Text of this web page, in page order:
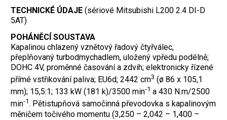
TECHNICKÉ ÚDAJE (sériové Mitsubishi L200 2.4 DI-D
5AT)
POHÁNĚCÍ SOUSTAVA
Kapalinou chlazený vznětový řadový čtyřválec,
přeplňovaný turbodmychadlem, uložený vpředu podélně;
DOHC 4V, proměnné časování a zdvih; elektronicky řízené
přímé vstřikování paliva; EU6d; 2442 cm3 (ø 86 x 105,1
mm); 15,5:1; 133 kW (181 k)/3500 min-1 a 430 N.m/2500
min-1. Pětistupňová samočinná převodovka s kapalinovým
měničem točivého momentu (3,250 – 2,042 – 1,400 –